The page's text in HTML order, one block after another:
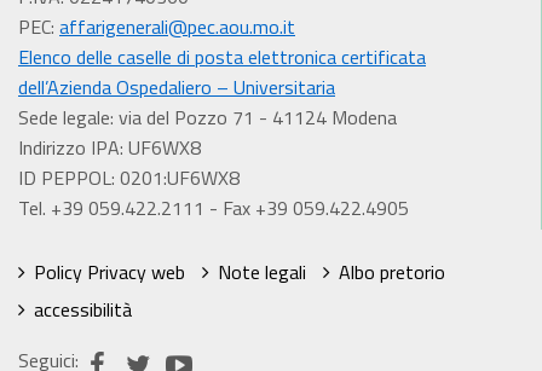
PEC: affarigenerali@pec.aou.mo.it
Elenco delle caselle di posta elettronica certificata
dell’Azienda Ospedaliero – Universitaria
Sede legale: via del Pozzo 71 - 41124 Modena
Indirizzo IPA: UF6WX8
ID PEPPOL: 0201:UF6WX8
Tel. +39 059.422.2111 - Fax +39 059.422.4905
Policy Privacy web Note legali
Albo pretorio
accessibilità
Seguici: